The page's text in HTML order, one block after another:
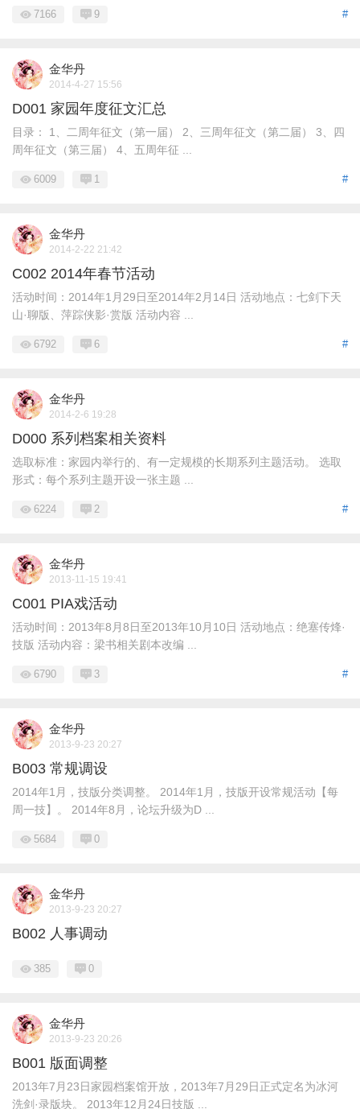
#
7166 9
金华丹
2014-4-27 15:56
D001 家园年度征文汇总
目录： 1、二周年征文（第一届） 2、三周年征文（第二届） 3、四
周年征文（第三届） 4、五周年征 ...
#
6009 1
金华丹
2014-2-22 21:42
C002 2014年春节活动
活动时间：2014年1月29日至2014年2月14日 活动地点：七剑下天
山·聊版、萍踪侠影·赏版 活动内容 ...
#
6792 6
金华丹
2014-2-6 19:28
D000 系列档案相关资料
选取标准：家园内举行的、有一定规模的长期系列主题活动。 选取
形式：每个系列主题开设一张主题 ...
#
6224 2
金华丹
2013-11-15 19:41
C001 PIA戏活动
活动时间：2013年8月8日至2013年10月10日 活动地点：绝塞传烽·
技版 活动内容：梁书相关剧本改编 ...
#
6790 3
金华丹
2013-9-23 20:27
B003 常规调设
2014年1月，技版分类调整。 2014年1月，技版开设常规活动【每
周一技】。 2014年8月，论坛升级为D ...
5684 0
金华丹
2013-9-23 20:27
B002 人事调动
385 0
金华丹
2013-9-23 20:26
B001 版面调整
2013年7月23日家园档案馆开放，2013年7月29日正式定名为冰河
洗剑·录版块。 2013年12月24日技版 ...